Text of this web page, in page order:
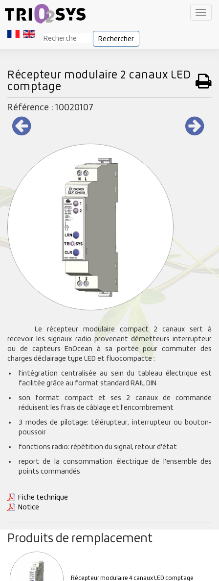
Rechercher
Récepteur modulaire 2 canaux LED
comptage
Référence : 10020107
Le récepteur modulaire compact 2 canaux sert à
recevoir les signaux radio provenant démetteurs interrupteur
ou de capteurs EnOcean à sa portée pour commuter des
charges déclairage type LED et fluocompacte :
l'intégration centralisée au sein du tableau électrique est
facilitée grâce au format standard RAIL DIN
son format compact et ses 2 canaux de commande
réduisent les frais de câblage et l'encombrement
3 modes de pilotage: télérupteur, interrupteur ou bouton-
poussoir
fonctions radio: répétition du signal, retour d'état
report de la consommation électrique de l'ensemble des
points commandés
Fiche technique
Notice
Produits de remplacement
Récepteur modulaire 4 canaux LED comptage